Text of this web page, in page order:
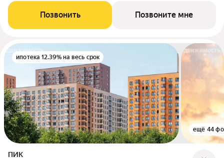
Позвонить Позвоните мне
ипотека 12.39% на весь срок
ещё 44
ПИК